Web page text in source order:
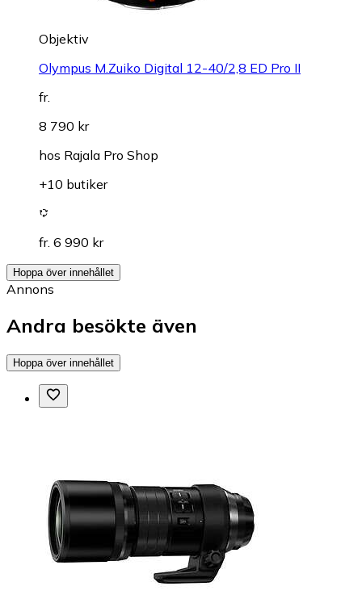
Objektiv
Olympus M.Zuiko Digital 12-40/2,8 ED Pro II
fr.
8 790 kr
hos Rajala Pro Shop
+10 butiker
fr. 6 990 kr
Hoppa över innehållet
Annons
Andra besökte även
Hoppa över innehållet